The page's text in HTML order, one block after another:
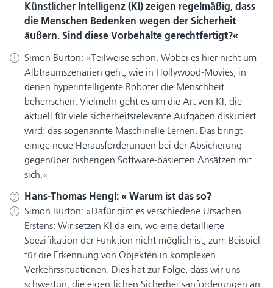
Künstlicher Intelligenz (KI) zeigen regelmäßig, dass
die Menschen Bedenken wegen der Sicherheit
äußern. Sind diese Vorbehalte gerechtfertigt?
Simon Burton:
Teilweise schon. Wobei es hier nicht um
Albtraumszenarien geht, wie in Hollywood-Movies, in
denen hyperintelligente Roboter die Menschheit
beherrschen. Vielmehr geht es um die Art von KI, die
aktuell für viele sicherheitsrelevante Aufgaben diskutiert
wird: das sogenannte Maschinelle Lernen. Das bringt
einige neue Herausforderungen bei der Absicherung
gegenüber bisherigen Software-basierten Ansätzen mit
sich.
Hans-Thomas Hengl:
Warum ist das so?
Simon Burton:
Dafür gibt es verschiedene Ursachen.
Erstens: Wir setzen KI da ein, wo eine detaillierte
Spezifikation der Funktion nicht möglich ist, zum Beispiel
für die Erkennung von Objekten in komplexen
Verkehrssituationen. Dies hat zur Folge, dass wir uns
schwertun, die eigentlichen Sicherheitsanforderungen an